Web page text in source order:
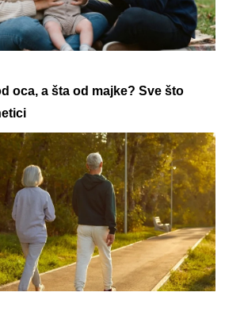
oca, a šta od majke? Sve što